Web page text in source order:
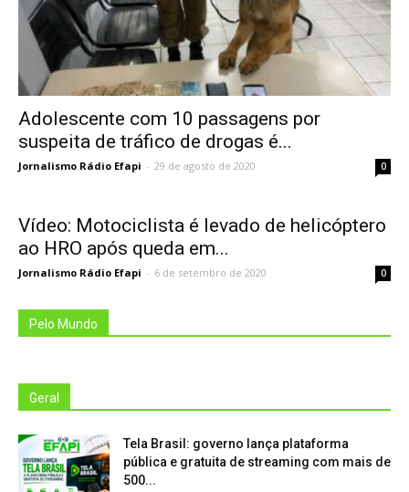
Adolescente com 10 passagens por
suspeita de tráfico de drogas é...
Jornalismo Rádio Efapi - 29 de agosto de 2020 0
Vídeo: Motociclista é levado de helicóptero
ao HRO após queda em...
Jornalismo Rádio Efapi - 6 de setembro de 2020 0
Pelo Mundo
Geral
Tela Brasil: governo lança plataforma
pública e gratuita de streaming com mais de
500...